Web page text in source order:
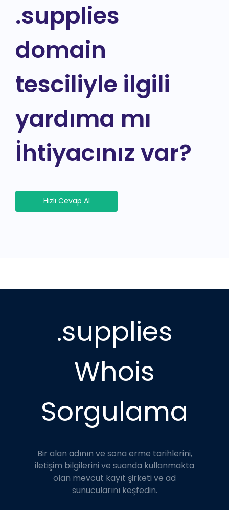
.supplies
domain
tesciliyle ilgili
yardıma mı
İhtiyacınız var?
Hızlı Cevap Al
.supplies
Whois
Sorgulama
Bir alan adının ve sona erme tarihlerini,
iletişim bilgilerini ve suanda kullanmakta
olan mevcut kayıt şirketi ve ad
sunucularını keşfedin.